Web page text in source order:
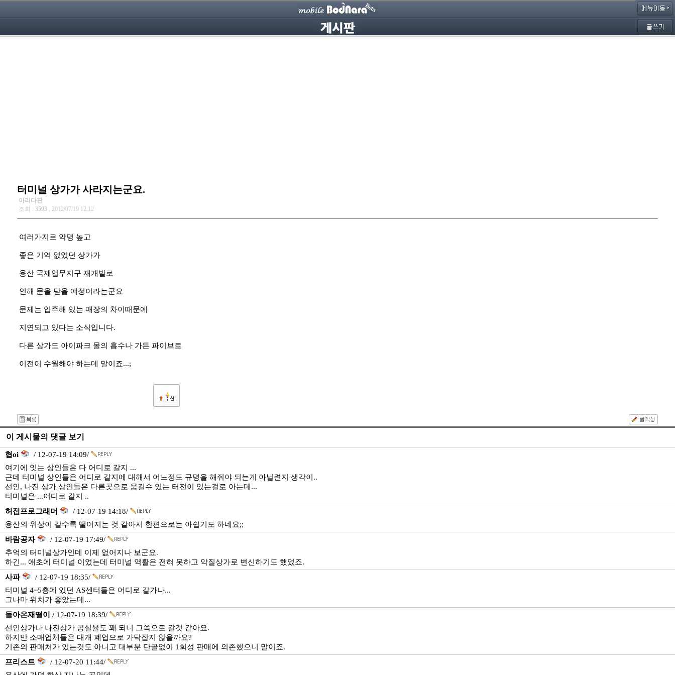
터미널 상가가 사라지는군요.
아리다판
조회 : 3593 , 2012/07/19 12:12
여러가지로 악명 높고
좋은 기억 없었던 상가가
용산 국제업무지구 재개발로
인해 문을 닫을 예정이라는군요
문제는 입주해 있는 매장의 차이때문에
지연되고 있다는 소식입니다.
다른 상가도 아이파크 몰의 흡수나 가든 파이브로
이전이 수월해야 하는데 말이죠...;
4
이 게시물의 댓글 보기
협oi
/ 12-07-19 14:09/
여기에 잇는 상인들은 다 어디로 갈지 ...
근데 터미널 상인들은 어디로 갈지에 대해서 어느정도 규명을 해줘야 되는게 아닐련지 생각이..
선인, 나진 상가 상인들은 다른곳으로 움길수 있는 터전이 있는걸로 아는데...
터미널은 ...어디로 갈지 ..
허접프로그래머
/ 12-07-19 14:18/
용산의 위상이 갈수록 떨어지는 것 같아서 한편으로는 아쉽기도 하네요;;
바람공자
/ 12-07-19 17:49/
추억의 터미널상가인데 이제 없어지나 보군요.
하긴... 애초에 터미널 이었는데 터미널 역활은 전혀 못하고 악질상가로 변신하기도 했었죠.
사파
/ 12-07-19 18:35/
터미널 4~5층에 있던 AS센터들은 어디로 갈가나...
그나마 위치가 좋았는데...
돌아온재떨이
/ 12-07-19 18:39/
선인상가나 나진상가 공실율도 꽤 되니 그쪽으로 갈것 같아요.
하지만 소매업체들은 대개 폐업으로 가닥잡지 않을까요?
기존의 판매처가 있는것도 아니고 대부분 단골없이 1회성 판매에 의존했으니 말이죠.
프리스트
/ 12-07-20 11:44/